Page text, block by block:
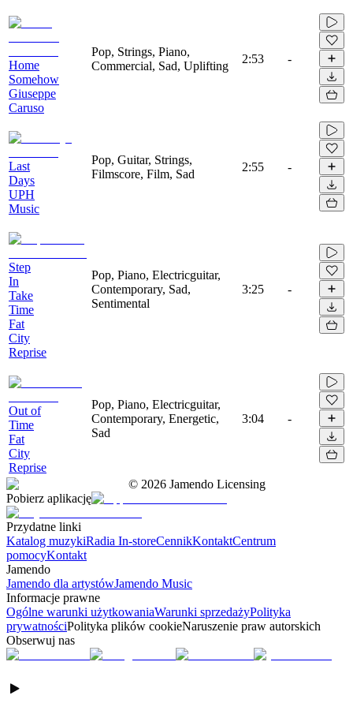
Home
Somehow
Giuseppe
Caruso
Pop, Strings, Piano,
Commercial, Sad, Uplifting
2:53 -
Last
Days
UPH
Music
Pop, Guitar, Strings,
Filmscore, Film, Sad
2:55 -
Step
In
Take
Time
Fat
City
Reprise
Pop, Piano, Electricguitar,
Contemporary, Sad,
Sentimental
3:25 -
Out of
Time
Fat
City
Reprise
Pop, Piano, Electricguitar,
Contemporary, Energetic,
Sad
3:04 -
© 2026 Jamendo Licensing
Pobierz aplikację
Przydatne linki
Katalog muzykiRadia In-storeCennikKontaktCentrum
pomocyKontakt
Jamendo
Jamendo dla artystówJamendo Music
Informacje prawne
Ogólne warunki użytkowaniaWarunki sprzedażyPolityka
prywatnościPolityka plików cookieNaruszenie praw autorskich
Obserwuj nas